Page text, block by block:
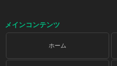
メインコンテンツ
ホーム